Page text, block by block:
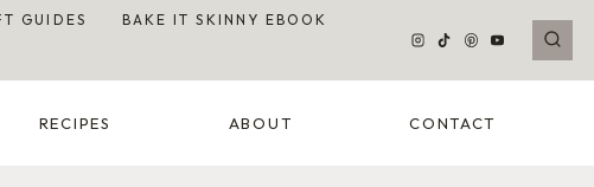
GUIDES BAKE IT SKINNY EBOOK
RECIPES ABOUT CONTACT